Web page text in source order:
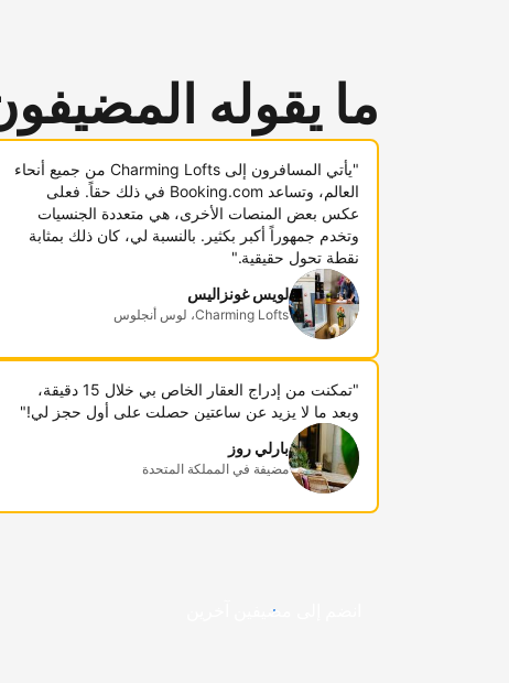
ما يقوله
"يأتي المسافرون إلى Charming Lofts من جميع أنحاء
العالم، وتساعد Booking.com في ذلك حقاً. فعلى
عكس بعض المنصات الأخرى، هي متعددة الجنسيات
وتخدم جمهوراً أكبر بكثير. بالنسبة لي، كان ذلك بمثابة
نقطة تحول حقيقية."
لويس غونزاليس
Charming Lofts، لوس أنجلوس
"تمكنت من إدراج العقار الخاص بي خلال 15 دقيقة،
وبعد ما لا يزيد عن ساعتين حصلت على أول حجز لي!"
بارلي روز
مضيفة في المملكة المتحدة
انضم إلى مضيفين آخرين